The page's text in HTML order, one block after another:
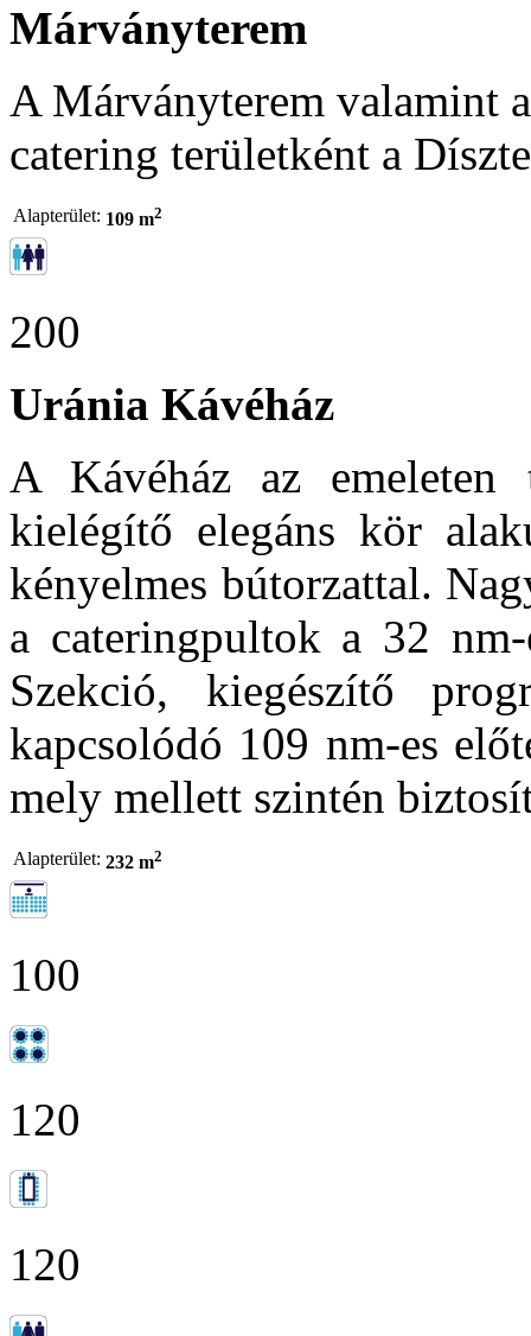
Márványterem
A Márványterem valamint
catering területként a
Alapterület: 109 m2
200
Uránia Kávéház
A Kávéház az emeleten
kielégítő elegáns kör
kényelmes bútorzattal.
a cateringpultok a 32
Szekció, kiegészítő
kapcsolódó 109 nm-es
mely mellett szintén
Alapterület: 232 m2
100
120
120